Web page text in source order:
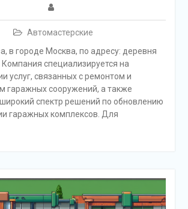
Автомастерские
в городе Москва, по адресу: деревня
Компания специализируется на
услуг, связанных с ремонтом и
гаражных сооружений, а также
спектр решений по обновлению
гаражных комплексов. Для